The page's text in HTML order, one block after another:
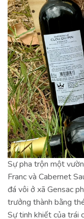
Sự pha trộn một
Franc và Cabernet
đá vôi ở xã Gensac
trưởng thành bằng
Sự tinh khiết của trái